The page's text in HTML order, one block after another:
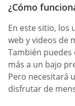
¿Cómo
En este sitio, los
web y videos de
También
más a un bajo
Pero necesitará
disfrutar de